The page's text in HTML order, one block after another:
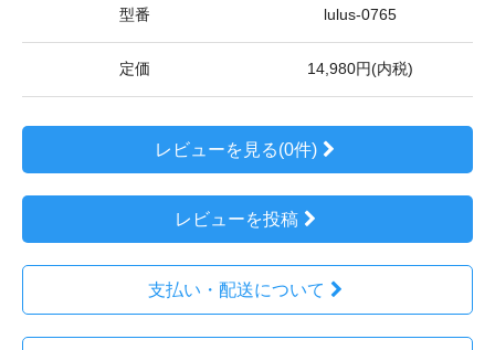
型番 lulus-0765
定価 14,980円(内税)
レビューを見る(0件)
レビューを投稿
支払い・配送について